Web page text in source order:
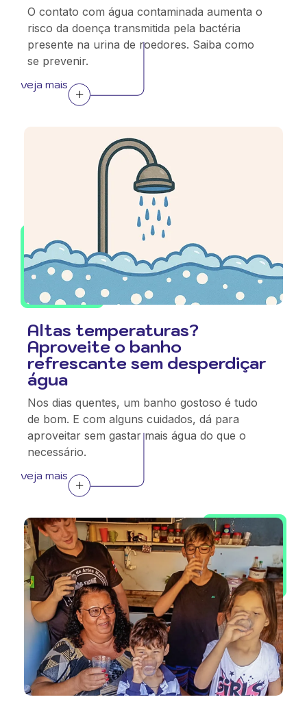
O contato com água contaminada aumenta o
risco da doença transmitida pela bactéria
presente na urina de roedores. Saiba como
se prevenir.
veja mais
Altas temperaturas?
Aproveite o banho
refrescante sem desperdiçar
água
Nos dias quentes, um banho gostoso é tudo
de bom. E com alguns cuidados, dá para
aproveitar sem gastar mais água do que o
necessário.
veja mais